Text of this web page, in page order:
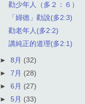
勸少年人（多２：６）
「婦德」勸說(多2:3)
勸老年人(多2:2)
講純正的道理(多2:1)
►8月 (32)
►7月 (28)
►6月 (27)
► 5月 (33)